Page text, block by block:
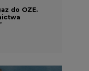
do OZE.